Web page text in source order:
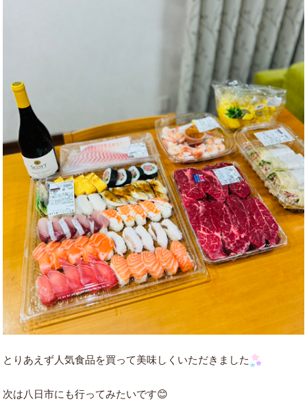
とりあえず人気食品を買って美味しくいただきました
次は八日市にも行ってみたいです😊